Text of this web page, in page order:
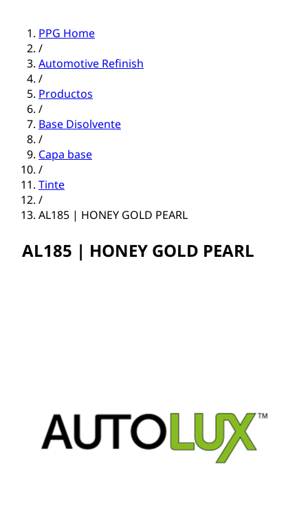
PPG Home
/
Automotive Refinish
/
Productos
/
Base Disolvente
/
Capa base
/
Tinte
/
AL185 | HONEY GOLD PEARL
AL185 | HONEY GOLD PEARL